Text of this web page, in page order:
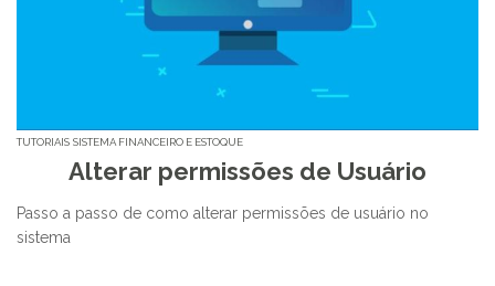
TUTORIAIS SISTEMA FINANCEIRO E ESTOQUE
Alterar permissões de Usuário
Passo a passo de como alterar permissões de usuário no
sistema